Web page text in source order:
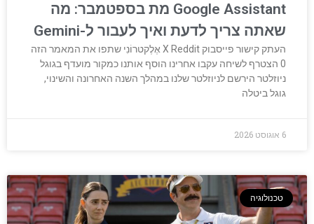
Google Assistant מת בספטמבר: מה
שאתה צריך לדעת ואיך לעבור ל-Gemini
העתק קישור פייסבוק X Reddit אֶלֶקטרוֹנִי שתפו את המאמר הזה
0 הצטרף לשיחה עקבו אחרינו הוסף אותנו כמקור מועדף בגוגל
ניוזלטר הירשם לניוזלטר שלנו במהלך השנה האחרונה והשינוי,
גוגל ביטלה
6 אוגוסט 2026
טכנולוגיה